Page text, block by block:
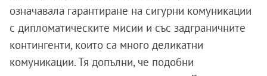
означавала гарантиране на сигурни комуникации
с дипломатическите мисии и със задграничните
контингенти, които са много деликатни
комуникации. Тя допълни, че подобни